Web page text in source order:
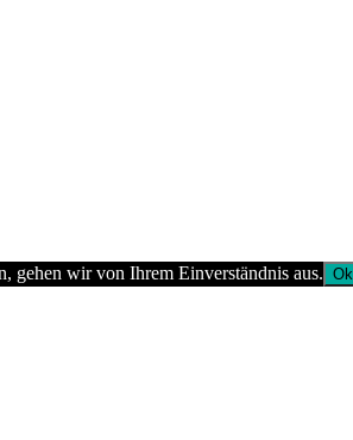
gehen wir von Ihrem Einverständnis aus. Ok